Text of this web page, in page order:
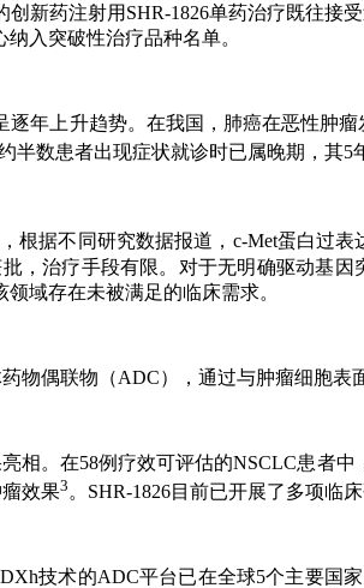
新药注射用SHR-1826单药治疗既往接
入突破性治疗品种名单。
年上升趋势。在我国，肺癌在恶性肿
半数患者出现症状就诊时已属晚期，其
据不同研究数据报道，c-Met蛋白过表
，治疗手段有限。对于无明确驱动基
领域存在未被满足的临床需求。
物偶联物（ADC），通过与肿瘤细胞
相。在58例疗效可评估的NSCLC患者
效果3 。SHR-1826目前已开展了多项临
技术的ADC平台已在全球5个主要国